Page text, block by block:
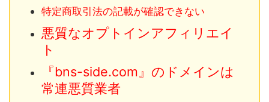
特定商取引法の記載が確認できない
悪質なオプトインアフィリエイ
ト
『bns-side.com』のドメインは
常連悪質業者